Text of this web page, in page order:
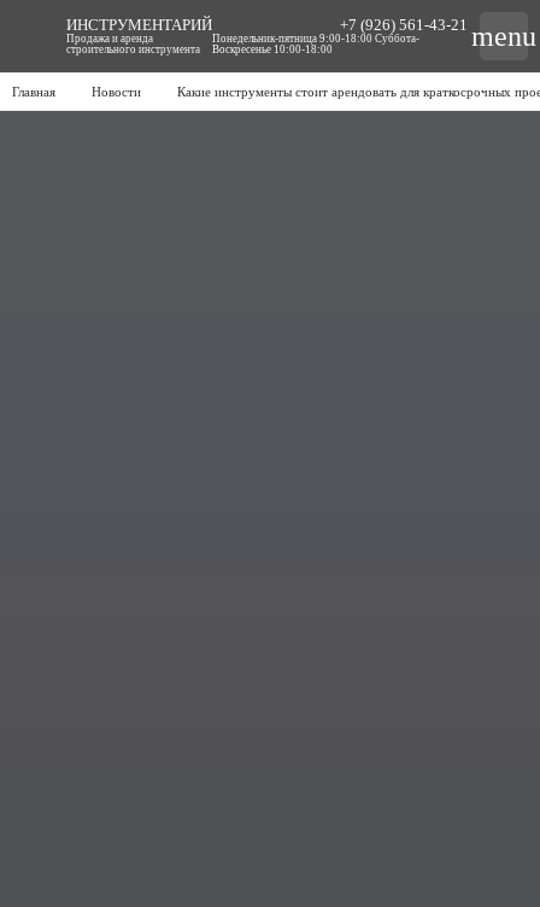
Главная Новости Какие инструменты стоит арендовать для краткосрочных
ИНСТРУМЕНТАРИЙ
Продажа и аренда
строительного инструмента
+7 (926) 561-43-21
Понедельник-пятница 9:00-18:00 Суббота-
Воскресенье 10:00-18:00
menu